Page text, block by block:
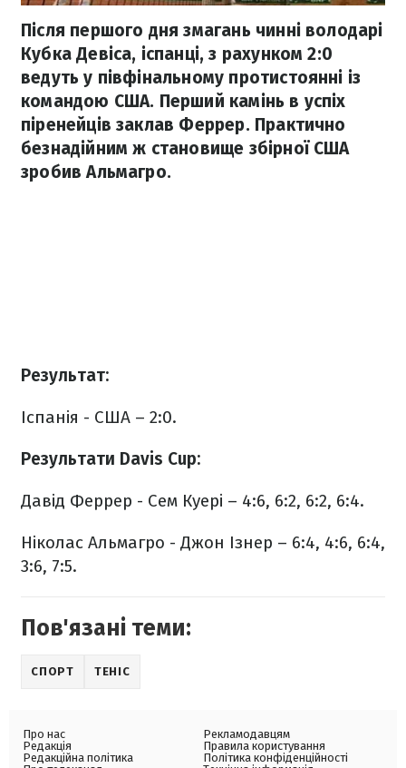
Після першого дня змагань чинні володарі
Кубка Девіса, іспанці, з рахунком 2:0
ведуть у півфінальному протистоянні із
командою США. Перший камінь в успіх
піренейців заклав Феррер. Практично
безнадійним ж становище збірної США
зробив Альмагро.
Результат:
Іспанія - США – 2:0.
Результати Davis Cup:
Давід Феррер - Сем Куері – 4:6, 6:2, 6:2, 6:4.
Ніколас Альмагро - Джон Ізнер – 6:4, 4:6, 6:4,
3:6, 7:5.
Пов'язані теми:
СПОРТ ТЕНІС
Про нас
Редакція
Редакційна політика
Рекламодавцям
Правила користування
Політика конфіденційності